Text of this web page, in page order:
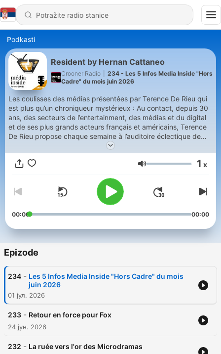
Podkasti
Resident by Hernan Cattaneo
Crooner Radio
234 - Les 5 Infos Media Inside "Hors
Cadre" du mois juin 2026
Les coulisses des médias présentées par Terence De Rieu qui
est plus qu’un chroniqueur mystérieux : Au contact, depuis 30
ans, des secteurs de l’entertainment, des médias et du digital
et de ses plus grands acteurs français et américains, Terence
De Rieu propose chaque semaine à l’auditoire éclectique de
Crooner Radio son analyse originale sur une actualité du
moment dans l’univers du divertissement média et/ou digital.
Profitez de l’extrême acuité de ses rubriques qui s’adressent
entrez avec Terence de Rieu dans le « back-office » et le « off
» de son monde impitoyable. (*) Les commentaires et propos
tenus dans les articles MEDIA INSIDE sont la propriété de son
auteur et n'engagent que son avis, opinion et responsabilité.
et à la réflexion concernant les secteurs économiques traités.
Copyleft et doit inclure une référence écrite à MEDIA
INSIDE/CROONER RADIO. Hébergé par Ausha. Visitez
ausha.co/fr/politique-de-confidentialite pour plus
d'informations.
Jačina zvuka 1 x
00:00 00:00
Epizode
234 - Les 5 Infos Media Inside "Hors Cadre" du mois
juin 2026
01 јул. 2026
233 - Retour en force pour Fox
24 јун. 2026
232 - La ruée vers l'or des Microdramas